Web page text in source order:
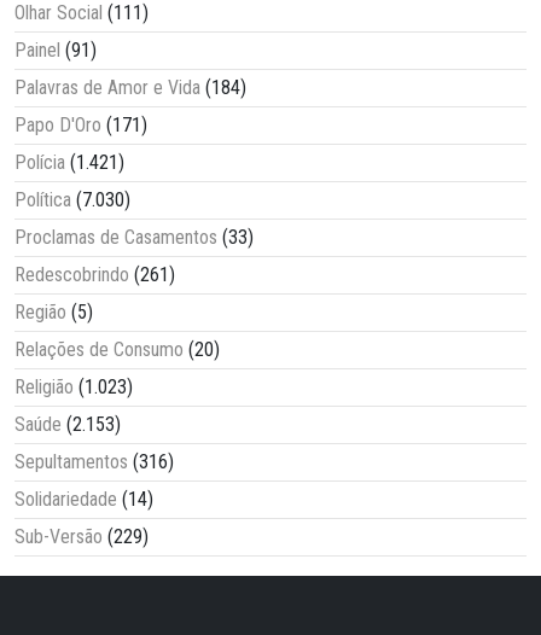
Olhar Social (111)
Painel (91)
Palavras de Amor e Vida (184)
Papo D'Oro (171)
Polícia (1.421)
Política (7.030)
Proclamas de Casamentos (33)
Redescobrindo (261)
Região (5)
Relações de Consumo (20)
Religião (1.023)
Saúde (2.153)
Sepultamentos (316)
Solidariedade (14)
Sub-Versão (229)